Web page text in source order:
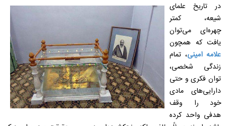
در تاریخ علمای
شیعه، کمتر
چهره‌ای می‌توان
یافت که همچون
علامه امینی، تمام
زندگی شخصی،
توان فکری و حتی
دارایی‌های مادی
خود را وقف
هدفی واحد کرده